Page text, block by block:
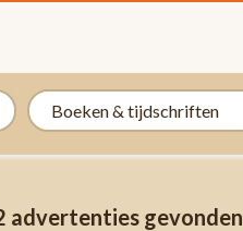
advertenties gevonden